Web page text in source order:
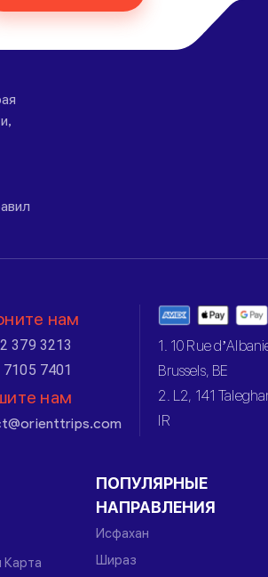
нам
379 3213
7401
нам
1. 10 Rue
Brussels, BE
2. L2, 141
IR
Карта
ПОПУЛЯРНЫЕ
НАПРАВЛЕНИЯ
Исфахан
Шираз